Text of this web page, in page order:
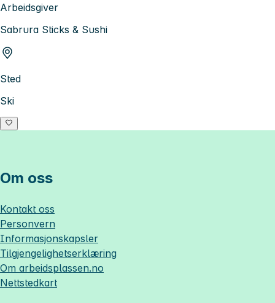
Arbeidsgiver
Sabrura Sticks & Sushi
Sted
Ski
Om oss
Kontakt oss
Personvern
Informasjonskapsler
Tilgjengelighetserklæring
Om arbeidsplassen.no
Nettstedkart